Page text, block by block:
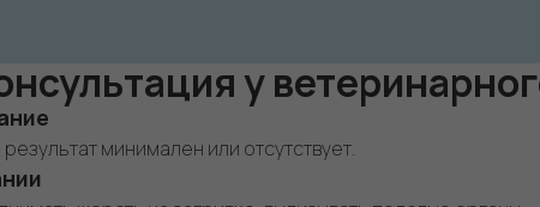
у
минимален или отсутствует.